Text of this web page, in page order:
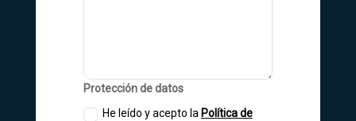
Protección de datos
He leído y acepto la Política de